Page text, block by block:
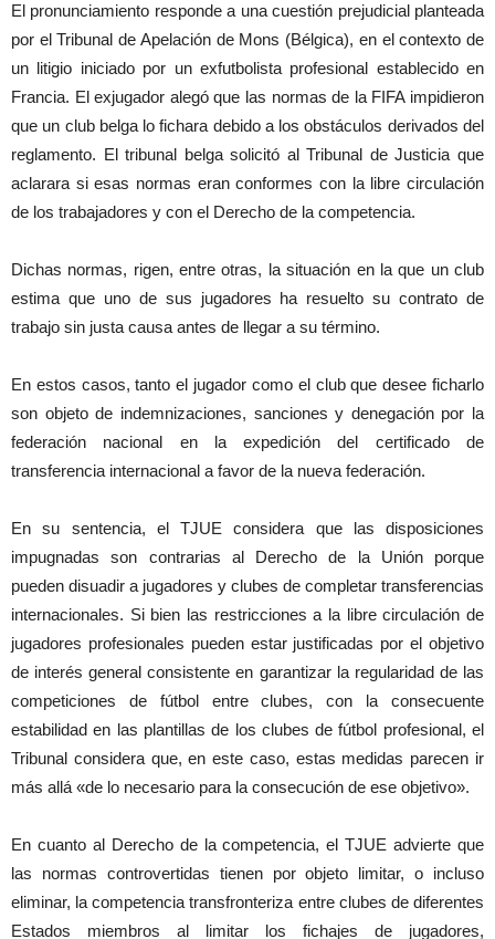
El pronunciamiento responde a una cuestión prejudicial planteada
por el Tribunal de Apelación de Mons (Bélgica), en el contexto de
un litigio iniciado por un exfutbolista profesional establecido en
Francia. El exjugador alegó que las normas de la FIFA impidieron
que un club belga lo fichara debido a los obstáculos derivados del
reglamento. El tribunal belga solicitó al Tribunal de Justicia que
aclarara si esas normas eran conformes con la libre circulación
de los trabajadores y con el Derecho de la competencia.
Dichas normas, rigen, entre otras, la situación en la que un club
estima que uno de sus jugadores ha resuelto su contrato de
trabajo sin justa causa antes de llegar a su término.
En estos casos, tanto el jugador como el club que desee ficharlo
son objeto de indemnizaciones, sanciones y denegación por la
federación nacional en la expedición del certificado de
transferencia internacional a favor de la nueva federación.
En su sentencia, el TJUE considera que las disposiciones
impugnadas son contrarias al Derecho de la Unión porque
pueden disuadir a jugadores y clubes de completar transferencias
internacionales. Si bien las restricciones a la libre circulación de
jugadores profesionales pueden estar justificadas por el objetivo
de interés general consistente en garantizar la regularidad de las
competiciones de fútbol entre clubes, con la consecuente
estabilidad en las plantillas de los clubes de fútbol profesional, el
Tribunal considera que, en este caso, estas medidas parecen ir
más allá «de lo necesario para la consecución de ese objetivo».
En cuanto al Derecho de la competencia, el TJUE advierte que
las normas controvertidas tienen por objeto limitar, o incluso
eliminar, la competencia transfronteriza entre clubes de diferentes
Estados miembros al limitar los fichajes de jugadores,